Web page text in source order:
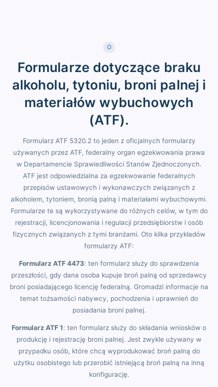
O
Formularze dotyczące braku
alkoholu, tytoniu, broni palnej i
materiałów wybuchowych
(ATF).
Formularz ATF 5320.2 to jeden z oficjalnych formularzy
używanych przez ATF, federalny organ egzekwowania prawa
w Departamencie Sprawiedliwości Stanów Zjednoczonych.
ATF jest odpowiedzialna za egzekwowanie federalnych
przepisów ustawowych i wykonawczych związanych z
alkoholem, tytoniem, bronią palną i materiałami wybuchowymi.
Formularze te są wykorzystywane do różnych celów, w tym do
rejestracji, licencjonowania i regulacji przedsiębiorstw i osób
fizycznych związanych z tymi branżami. Oto kilka przykładów
formularzy ATF:
Formularz ATF 4473: ten formularz służy do sprawdzenia
przeszłości, gdy dana osoba kupuje broń palną od sprzedawcy
broni posiadającego licencję federalną. Gromadzi informacje na
temat tożsamości nabywcy, pochodzenia i uprawnień do
posiadania broni palnej.
Formularz ATF 1: ten formularz służy do składania wniosków o
produkcję i rejestrację broni palnej. Jest zwykle używany w
przypadku osób, które chcą wyprodukować broń palną do
użytku osobistego lub przerobić istniejącą broń palną na inną
konfigurację.